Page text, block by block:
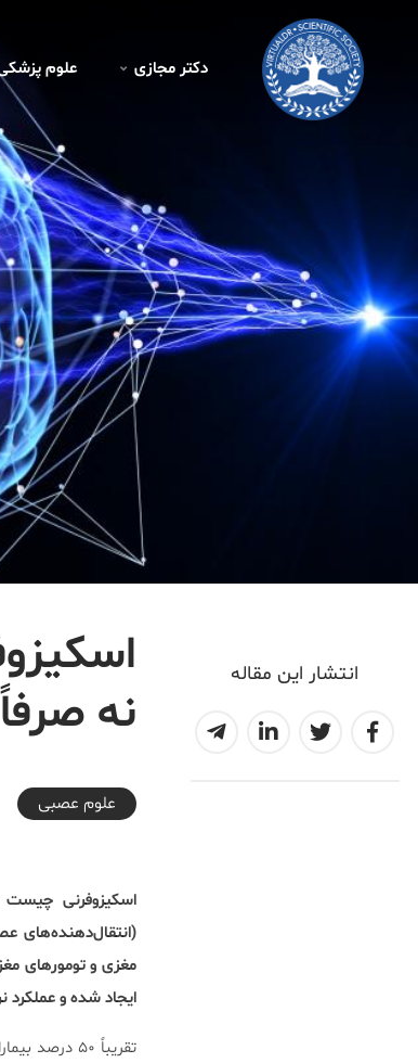
دکتر مجازی علوم
انتشار این مقاله
نه
علوم عصبی
اسکیزوفرنی چیست
(انتقال‌دهنده‌های
مغزی و تومورهای
ایجاد شده و عملکرد
تقریباً ۵۰